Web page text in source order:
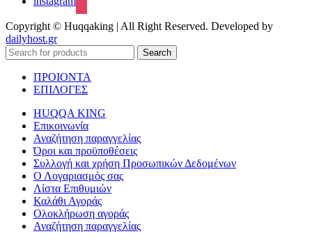
Copyright © Huqqaking | All Right Reserved. Developed by
dailyhost.gr
Search
ΠΡΟΙΟΝΤΑ
ΕΠΙΛΟΓΕΣ
HUQQA KING
Επικοινωνία
Αναζήτηση παραγγελίας
Όροι και προϋποθέσεις
Συλλογή και χρήση Προσωπικών Δεδομένων
Ο Λογαριασμός σας
Λίστα Επιθυμιών
Καλάθι Αγοράς
Ολοκλήρωση αγοράς
Αναζήτηση παραγγελίας